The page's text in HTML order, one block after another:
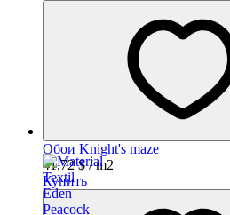
Обои Knight's maze
41,72$ / m2
Купить